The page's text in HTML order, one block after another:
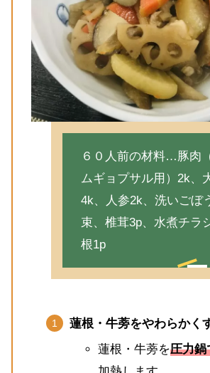
６０人前の材料…豚肉
ムギョプサル用）2k、
4k、人参2k、洗いごぼ
束、椎茸3p、水煮チラ
根1p
蓮根・牛蒡をやわらかく
蓮根・牛蒡を圧力鍋